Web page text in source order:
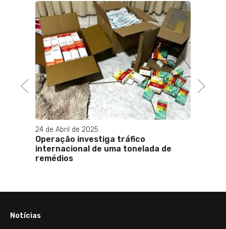
Previous
24 de Abril de 2025
Operação investiga tráfico
internacional de uma tonelada de
remédios
Next
Notícias